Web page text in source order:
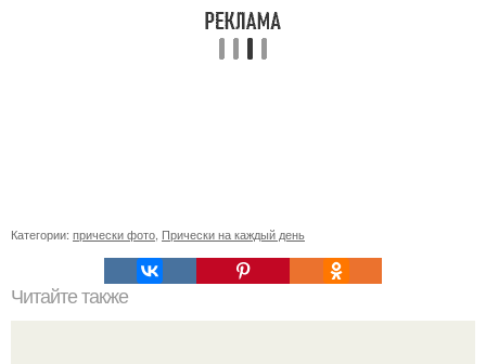
Категории: прически фото Прически на каждый день
Читайте также